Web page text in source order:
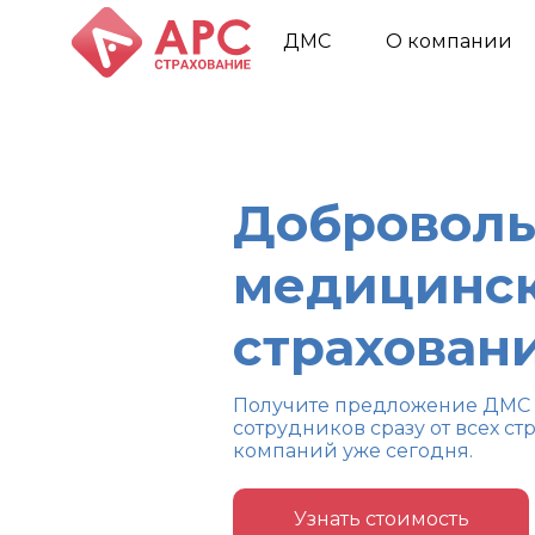
ДМС О компании
Получите предложение ДМС
сотрудников сразу от всех
компаний уже сегодня.
Узнать стоимость